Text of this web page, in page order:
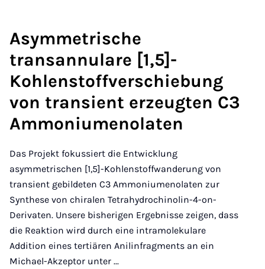
Asymmetrische
transannulare [1,5]-
Kohlenstoffverschiebung
von transient erzeugten C3
Ammoniumenolaten
Das Projekt fokussiert die Entwicklung
asymmetrischen [1,5]-Kohlenstoffwanderung von
transient gebildeten C3 Ammoniumenolaten zur
Synthese von chiralen Tetrahydrochinolin-4-on-
Derivaten. Unsere bisherigen Ergebnisse zeigen, dass
die Reaktion wird durch eine intramolekulare
Addition eines tertiären Anilinfragments an ein
Michael-Akzeptor unter ...